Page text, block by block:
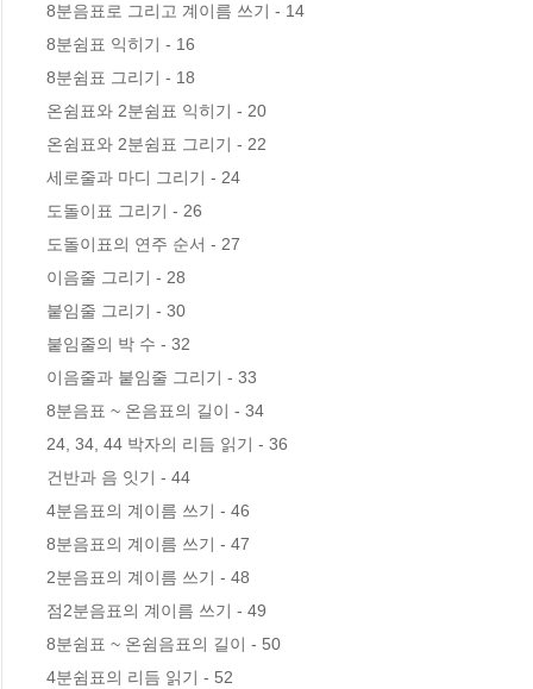
8분음표로 그리고 계이름 쓰기 - 14
8분쉼표 익히기 - 16
8분쉼표 그리기 - 18
온쉼표와 2분쉼표 익히기 - 20
온쉼표와 2분쉼표 그리기 - 22
세로줄과 마디 그리기 - 24
도돌이표 그리기 - 26
도돌이표의 연주 순서 - 27
이음줄 그리기 - 28
붙임줄 그리기 - 30
붙임줄의 박 수 - 32
이음줄과 붙임줄 그리기 - 33
8분음표 ~ 온음표의 길이 - 34
24, 34, 44 박자의 리듬 읽기 - 36
건반과 음 잇기 - 44
4분음표의 계이름 쓰기 - 46
8분음표의 계이름 쓰기 - 47
2분음표의 계이름 쓰기 - 48
점2분음표의 계이름 쓰기 - 49
8분쉼표 ~ 온쉼음표의 길이 - 50
4분쉼표의 리듬 읽기 - 52